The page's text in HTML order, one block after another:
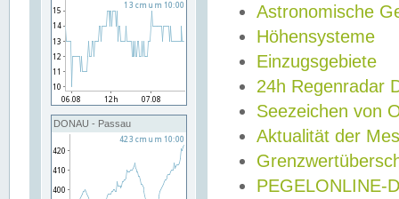
DONAU - Passau
Astronomische
Höhensysteme
Einzugsgebiete
24h Regenradar
Seezeichen von
Aktualität der
PEGELONLINE-